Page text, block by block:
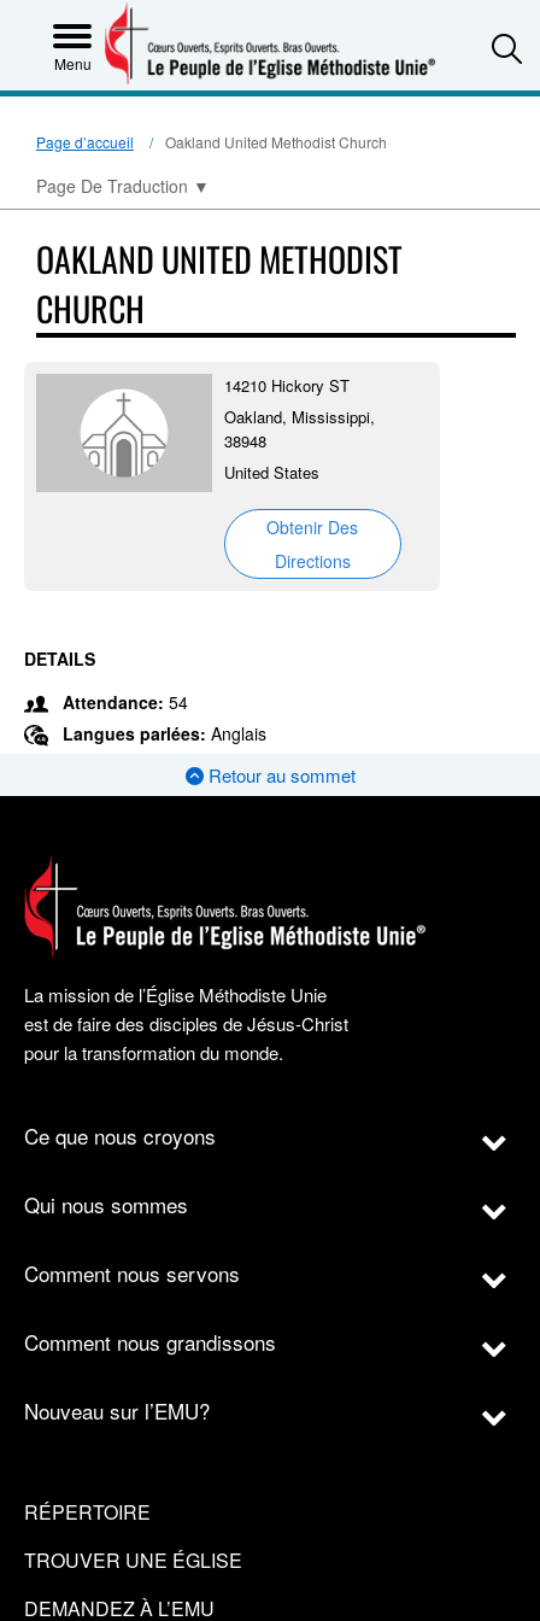
Menu
Page d’accueil Oakland United Methodist Church
Page De Traduction ▼
OAKLAND UNITED METHODIST
CHURCH
14210 Hickory ST
Oakland, Mississippi,
38948
United States
Obtenir Des
Directions
DETAILS
Attendance: 54
Langues parlées: Anglais
Retour au sommet
La mission de l’Église Méthodiste Unie
est de faire des disciples de Jésus-Christ
pour la transformation du monde.
Ce que nous croyons
Qui nous sommes
Comment nous servons
Comment nous grandissons
Nouveau sur l’EMU?
RÉPERTOIRE
TROUVER UNE ÉGLISE
DEMANDEZ À L’EMU